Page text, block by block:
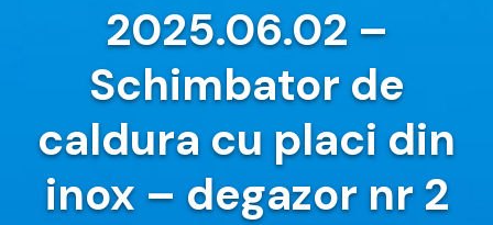
2025.06.02 –
Schimbator de
caldura cu placi din
inox – degazor nr 2